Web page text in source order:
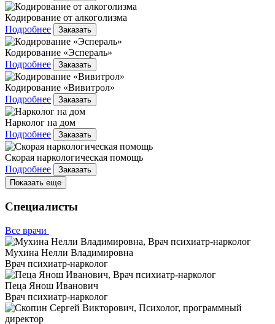
Кодирование от алкоголизма
Подробнее
Заказать
Кодирование «Эспераль»
Подробнее
Заказать
Кодирование «Вивитрол»
Подробнее
Заказать
Нарколог на дом
Подробнее
Заказать
Скорая наркологическая помощь
Подробнее
Заказать
Показать еще
Специалисты
Все врачи
Мухина Нелли Владимировна
Врач психиатр-нарколог
Пеца Янош Иванович
Врач психиатр-нарколог